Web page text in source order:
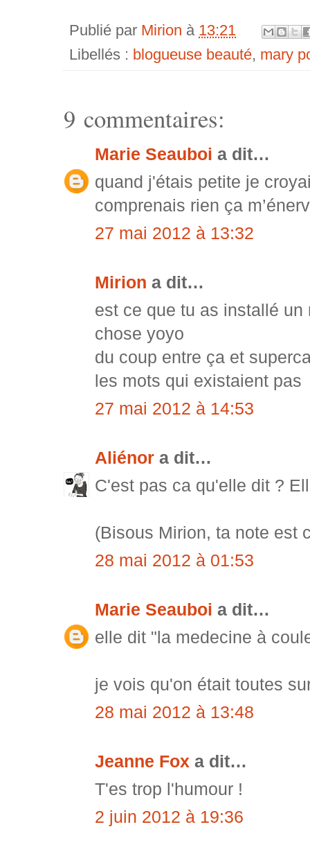
Publié par Mirion à 13:21
Libellés : blogueuse beauté, mary
9 commentaires:
Marie Seauboi a dit…
quand j'étais petite je
comprenais rien ça
27 mai 2012 à 13:32
Mirion a dit…
est ce que tu as installé
chose yoyo
du coup entre ça et
les mots qui existaient pas
27 mai 2012 à 14:53
Aliénor a dit…
C'est pas ca qu'elle dit ?
(Bisous Mirion, ta note est
28 mai 2012 à 01:53
Marie Seauboi a dit…
elle dit "la medecine à
je vois qu'on était toutes
28 mai 2012 à 13:48
Jeanne Fox a dit…
T'es trop l'humour !
2 juin 2012 à 19:36